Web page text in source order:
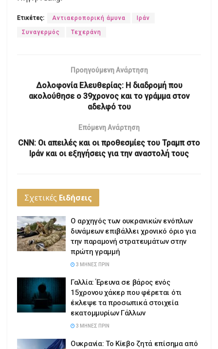
Ετικέτες: Αντιαεροπορική άμυνα Ιράν
Συναγερμός Τεχεράνη
Προηγούμενη Ανάρτηση
Δολοφονία Ελευθερίας: Η διαδρομή που
ακολούθησε ο 39χρονος και το γράμμα στον
αδελφό του
Επόμενη Ανάρτηση
CNN: Οι απειλές και οι προθεσμίες του Τραμπ στο
Ιράν και οι εξηγήσεις για την αναστολή τους
Σχετικές Ειδήσεις
Ο αρχηγός των ουκρανικών ενόπλων
δυνάμεων επιβάλλει χρονικό όριο για
την παραμονή στρατευμάτων στην
πρώτη γραμμή
3 ΜΉΝΕΣ ΠΡΙΝ
Γαλλία: Έρευνα σε βάρος ενός
15χρονου χάκερ που φέρεται ότι
έκλεψε τα προσωπικά στοιχεία
εκατομμυρίων Γάλλων
3 ΜΉΝΕΣ ΠΡΙΝ
Ουκρανία: Το Κίεβο ζητά επίσημα από